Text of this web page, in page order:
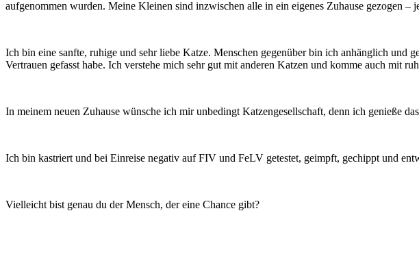
aufgenommen wurden. Meine Kleinen sind inzwischen alle in ein eigenes Zuhause gezogen
Ich bin eine sanfte, ruhige und sehr liebe Katze. Menschen gegenüber bin ich anhänglich und
Vertrauen gefasst habe. Ich verstehe mich sehr gut mit anderen Katzen und komme auch mit
In meinem neuen Zuhause wünsche ich mir unbedingt Katzengesellschaft, denn ich genieße
Ich bin kastriert und bei Einreise negativ auf FIV und FeLV getestet, geimpft, gechippt und
Vielleicht bist genau du der Mensch, der eine Chance gibt?